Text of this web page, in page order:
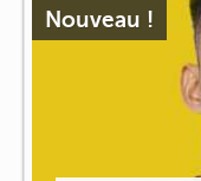
Nouveau !